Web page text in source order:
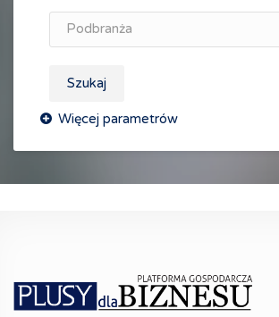
Podbranża
Szukaj